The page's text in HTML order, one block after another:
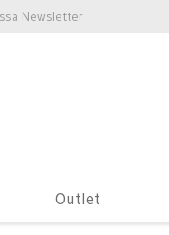
Newsletter
Outlet